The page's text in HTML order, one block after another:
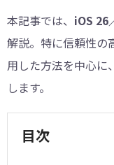
本記事では、 iOS 26
解説。特に信頼性の
用した方法を中心に
します。
目次